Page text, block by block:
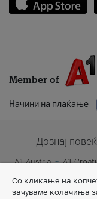
Member of
Начини на плаќање
Дознај
A1 Austria A1
Со кликање на
зачуваме колачиња